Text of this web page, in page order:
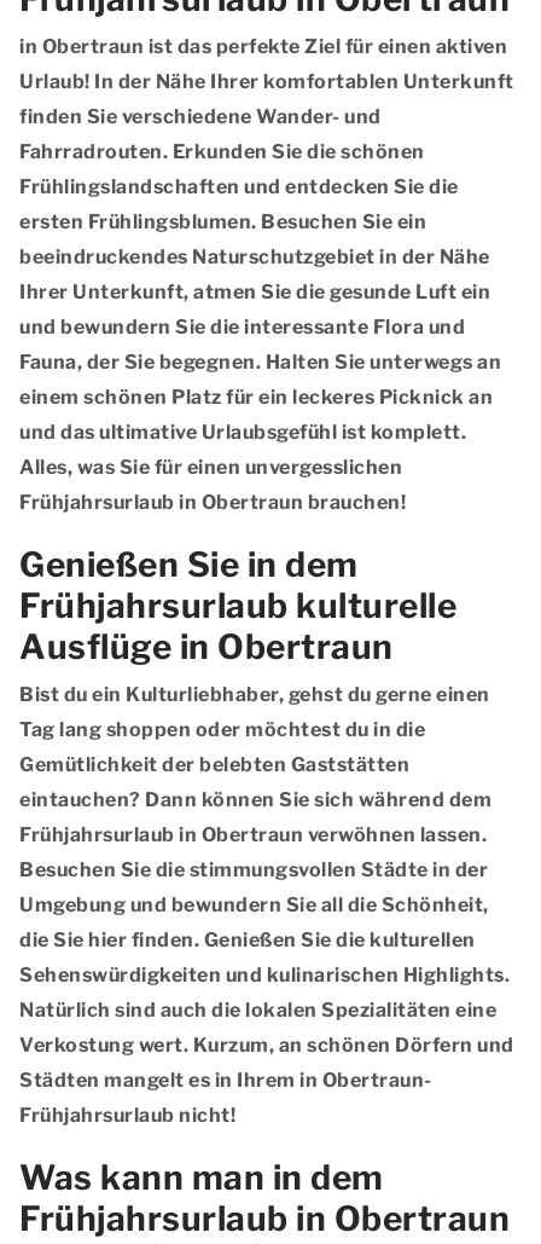
in Obertraun ist das perfekte Ziel für einen aktiven
Urlaub! In der Nähe Ihrer komfortablen Unterkunft
finden Sie verschiedene Wander- und
Fahrradrouten. Erkunden Sie die schönen
Frühlingslandschaften und entdecken Sie die
ersten Frühlingsblumen. Besuchen Sie ein
beeindruckendes Naturschutzgebiet in der Nähe
Ihrer Unterkunft, atmen Sie die gesunde Luft ein
und bewundern Sie die interessante Flora und
Fauna, der Sie begegnen. Halten Sie unterwegs an
einem schönen Platz für ein leckeres Picknick an
und das ultimative Urlaubsgefühl ist komplett.
Alles, was Sie für einen unvergesslichen
Frühjahrsurlaub in Obertraun brauchen!
Genießen Sie in dem
Frühjahrsurlaub kulturelle
Ausflüge in Obertraun
Bist du ein Kulturliebhaber, gehst du gerne einen
Tag lang shoppen oder möchtest du in die
Gemütlichkeit der belebten Gaststätten
eintauchen? Dann können Sie sich während dem
Frühjahrsurlaub in Obertraun verwöhnen lassen.
Besuchen Sie die stimmungsvollen Städte in der
Umgebung und bewundern Sie all die Schönheit,
die Sie hier finden. Genießen Sie die kulturellen
Sehenswürdigkeiten und kulinarischen Highlights.
Natürlich sind auch die lokalen Spezialitäten eine
Verkostung wert. Kurzum, an schönen Dörfern und
Städten mangelt es in Ihrem in Obertraun-
Frühjahrsurlaub nicht!
Was kann man in dem
Frühjahrsurlaub in Obertraun